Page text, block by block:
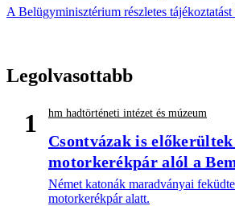
A Belügyminisztérium részletes
Legolvasottabb
1 hm hadtörténeti intézet és múzeum
Csontvázak is
motorkerékpár alól a
Német katonák maradványai
motorkerékpár alatt.